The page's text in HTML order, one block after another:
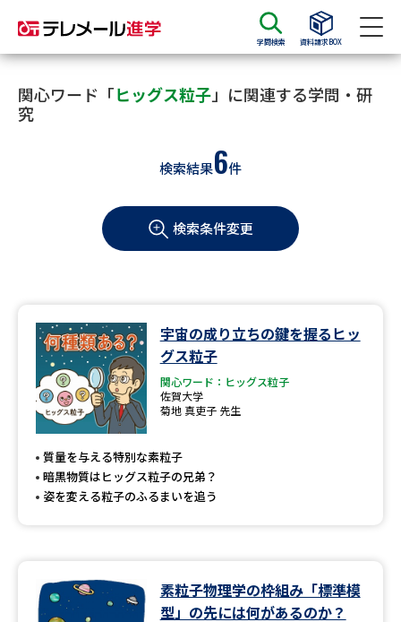
学問検索 資料請求BOX
資料請求 資料検索
大学・短大の資料種類から請求
学部・学科パンフ
総合型選抜・学校推薦型選抜 募
大学入学共通テスト利用選抜の
大学・短大以外の資料から請求
専門学校の資料請求 大学院の資料請求
留学・進学関連、塾・予備校
大学入学共通テスト「受験上の
高等学校卒業程度認定試験
高等学校（情報）教員資格認定
関心ワード「ヒッグス粒子」に関連する学問・研
究
検索結果6件
検索条件変更
宇宙の成り立ちの鍵を握るヒッ
グス粒子
関心ワード：ヒッグス粒子
佐賀大学
菊地 真吏子 先生
質量を与える特別な素粒子
暗黒物質はヒッグス粒子の兄弟？
姿を変える粒子のふるまいを追う
素粒子物理学の枠組み「標準模
型」の先には何があるのか？